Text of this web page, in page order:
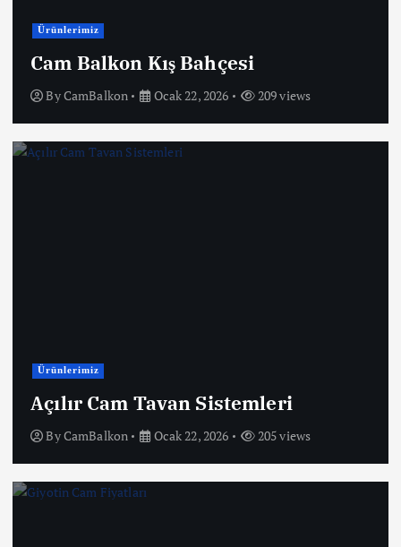
Ürünlerimiz
Cam Balkon Kış Bahçesi
ByCamBalkon Ocak 22, 2026 209 views
Ürünlerimiz
Açılır Cam Tavan Sistemleri
ByCamBalkon Ocak 22, 2026 205 views